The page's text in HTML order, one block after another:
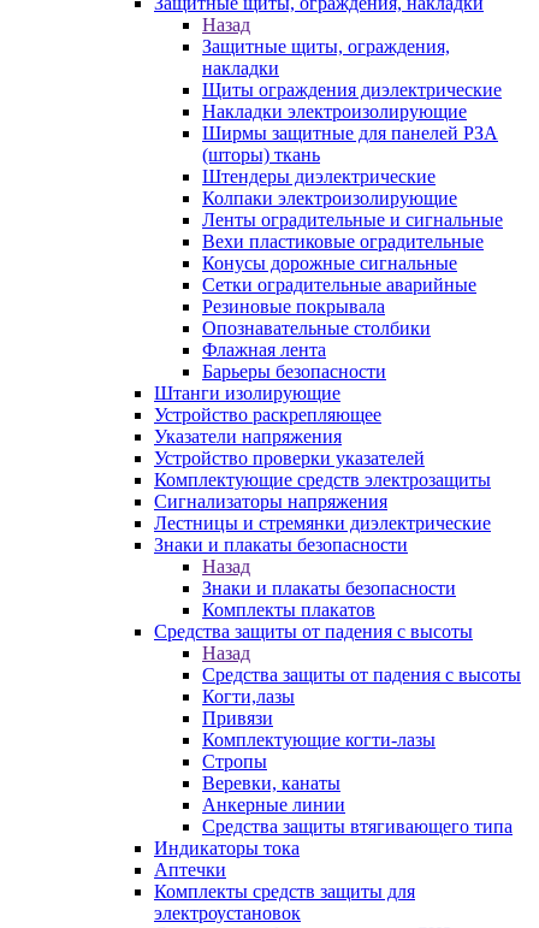
Назад
Защитные щиты, ограждения,
накладки
Щиты ограждения диэлектрические
Накладки электроизолирующие
Ширмы защитные для панелей РЗА
(шторы) ткань
Штендеры диэлектрические
Колпаки электроизолирующие
Ленты оградительные и сигнальные
Вехи пластиковые оградительные
Конусы дорожные сигнальные
Сетки оградительные аварийные
Резиновые покрывала
Опознавательные столбики
Флажная лента
Барьеры безопасности
Штанги изолирующие
Устройство раскрепляющее
Указатели напряжения
Устройство проверки указателей
Комплектующие средств электрозащиты
Сигнализаторы напряжения
Лестницы и стремянки диэлектрические
Знаки и плакаты безопасности
Назад
Знаки и плакаты безопасности
Комплекты плакатов
Средства защиты от падения с высоты
Назад
Средства защиты от падения с высоты
Когти,лазы
Привязи
Комплектующие когти-лазы
Стропы
Веревки, канаты
Анкерные линии
Средства защиты втягивающего типа
Индикаторы тока
Аптечки
Комплекты средств защиты для
электроустановок